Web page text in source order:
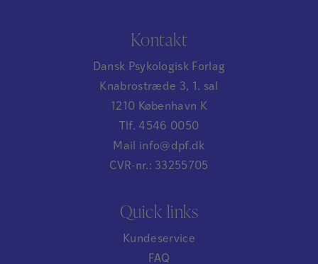
Kontakt
Dansk Psykologisk Forlag
Knabrostræde 3, 1. sal
1210 København K
Tlf. 4546 0050
Mail info@dpf.dk
CVR-nr.: 33255705
Quick links
Kundeservice
FAQ